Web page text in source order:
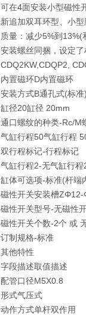
可在4面安装小型磁性
新追加双耳环型、小
质量：减少5%到
安装螺丝同捆，设定
CDQ2KW,CDQP2,
内置磁环D内置磁环
安装方式B通孔式(标准
缸径20缸径 20mm
通口螺纹的种类-Rc/M
气缸行程50气缸行程
双行程标记-行程标记
气缸行程2-无气缸行程
缸体可选项-标准(杆端
磁性开关安装槽
磁性开关型号-无磁性
磁性开关个数-2个 或
订制规格-标准
其他特性
字段描述取值描述
配管口径M5X0.8
形式气压式
动作方式单杆双作用